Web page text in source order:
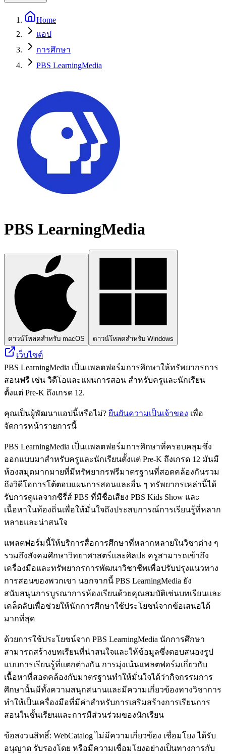
Home
แอป
การศึกษา
PBS LearningMedia
PBS LearningMedia
ดาวน์โหลดสำหรับ macOS ดาวน์โหลดสำหรับ Windows
เว็บไซต์
PBS LearningMedia เป็นแพลตฟอร์มการศึกษาให้ทรัพยากรการ
สอนฟรี เช่น วิดีโอและแผนการสอน สำหรับครูและนักเรียน
ตั้งแต่ Pre-K ถึงเกรด 12.
คุณเป็นผู้พัฒนาแอปนี้หรือไม่? ยืนยันความเป็นเจ้าของ เพื่อ
จัดการหน้ารายการนี้
PBS LearningMedia เป็นแพลตฟอร์มการศึกษาที่ครอบคลุมซึ่ง
ออกแบบมาสำหรับครูและนักเรียนตั้งแต่ Pre-K ถึงเกรด 12 มันมี
ห้องสมุดมากมายที่มีทรัพยากรฟรีมาตรฐานที่สอดคล้องกันรวม
ถึงวิดีโอการโต้ตอบแผนการสอนและอื่น ๆ ทรัพยากรเหล่านี้ได้
รับการดูแลจากซีรี่ส์ PBS ที่มีชื่อเสียง PBS Kids Show และ
เนื้อหาในท้องถิ่นเพื่อให้มั่นใจถึงประสบการณ์การเรียนรู้ที่หลาก
หลายและน่าสนใจ
แพลตฟอร์มนี้ให้บริการสื่อการศึกษาที่หลากหลายในวิชาต่าง ๆ
รวมถึงสังคมศึกษาวิทยาศาสตร์และศิลปะ ครูสามารถเข้าถึง
เครื่องมือและทรัพยากรการพัฒนาวิชาชีพเพื่อปรับปรุงแนวทาง
การสอนของพวกเขา นอกจากนี้ PBS LearningMedia ยัง
สนับสนุนการบูรณาการห้องเรียนด้วยคุณสมบัติเช่นบทเรียนและ
เคล็ดลับเพื่อช่วยให้นักการศึกษาใช้ประโยชน์จากข้อเสนอได้
มากที่สุด
ด้วยการใช้ประโยชน์จาก PBS LearningMedia นักการศึกษา
สามารถสร้างบทเรียนที่น่าสนใจและให้ข้อมูลซึ่งตอบสนองรูป
แบบการเรียนรู้ที่แตกต่างกัน การมุ่งเน้นแพลตฟอร์มเกี่ยวกับ
เนื้อหาที่สอดคล้องกับมาตรฐานทำให้มั่นใจได้ว่ากิจกรรมการ
ศึกษานั้นมีทั้งความสนุกสนานและมีความเกี่ยวข้องทางวิชาการ
ทำให้เป็นเครื่องมือที่มีค่าสำหรับการเสริมสร้างการเรียนการ
สอนในชั้นเรียนและการมีส่วนร่วมของนักเรียน
ข้อสงวนสิทธิ์: WebCatalog ไม่มีความเกี่ยวข้อง เชื่อมโยง ได้รับ
อนุญาต รับรองโดย หรือมีความเชื่อมโยงอย่างเป็นทางการกับ